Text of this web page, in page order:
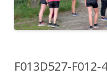
F013D527-F012-